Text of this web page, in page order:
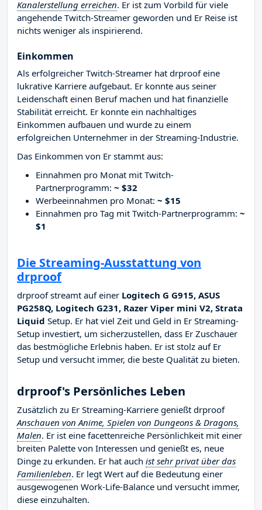
Kanalerstellung erreichen. Er ist zum Vorbild für viele
angehende Twitch-Streamer geworden und Er Reise ist
nichts weniger als inspirierend.
Einkommen
Als erfolgreicher Twitch-Streamer hat drproof eine
lukrative Karriere aufgebaut. Er konnte aus seiner
Leidenschaft einen Beruf machen und hat finanzielle
Stabilität erreicht. Er konnte ein nachhaltiges
Einkommen aufbauen und wurde zu einem
erfolgreichen Unternehmer in der Streaming-Industrie.
Das Einkommen von Er stammt aus:
Einnahmen pro Monat mit Twitch-
Partnerprogramm: ~ $32
Werbeeinnahmen pro Monat: ~ $15
Einnahmen pro Tag mit Twitch-Partnerprogramm: ~
$1
Die Streaming-Ausstattung von
drproof
drproof streamt auf einer Logitech G G915, ASUS
PG258Q, Logitech G231, Razer Viper mini V2, Strata
Liquid Setup. Er hat viel Zeit und Geld in Er Streaming-
Setup investiert, um sicherzustellen, dass Er Zuschauer
das bestmögliche Erlebnis haben. Er ist stolz auf Er
Setup und versucht immer, die beste Qualität zu bieten.
drproof's Persönliches Leben
Zusätzlich zu Er Streaming-Karriere genießt drproof
Anschauen von Anime, Spielen von Dungeons & Dragons,
Malen. Er ist eine facettenreiche Persönlichkeit mit einer
breiten Palette von Interessen und genießt es, neue
Dinge zu erkunden. Er hat auch ist sehr privat über das
Familienleben. Er legt Wert auf die Bedeutung einer
ausgewogenen Work-Life-Balance und versucht immer,
diese einzuhalten.